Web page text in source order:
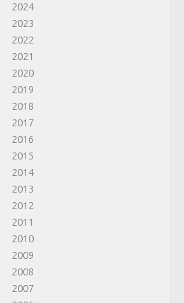
2024
2023
2022
2021
2020
2019
2018
2017
2016
2015
2014
2013
2012
2011
2010
2009
2008
2007